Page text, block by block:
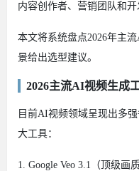
内容创作者、营销团队和开
本文将系统盘点2026年主
景给出选型建议。
2026主流AI视频生成
目前AI视频领域呈现出多
大工具：
1. Google Veo 3.1（顶级画